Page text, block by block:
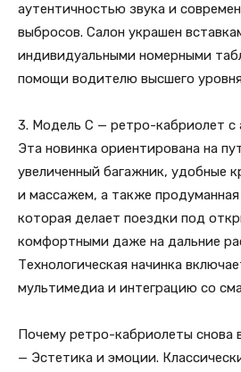
аутентичностью звука и
выбросов. Салон украшен
индивидуальными номерными
помощи водителю высшего
3. Модель C — ретро-кабриолет
Эта новинка ориентирована на
увеличенный багажник, удобные
и массажем, а также
которая делает поездки под
комфортными даже на дальние
Технологическая начинка
мультимедиа и интеграцию со
Почему ретро-кабриолеты снова
— Эстетика и эмоции.